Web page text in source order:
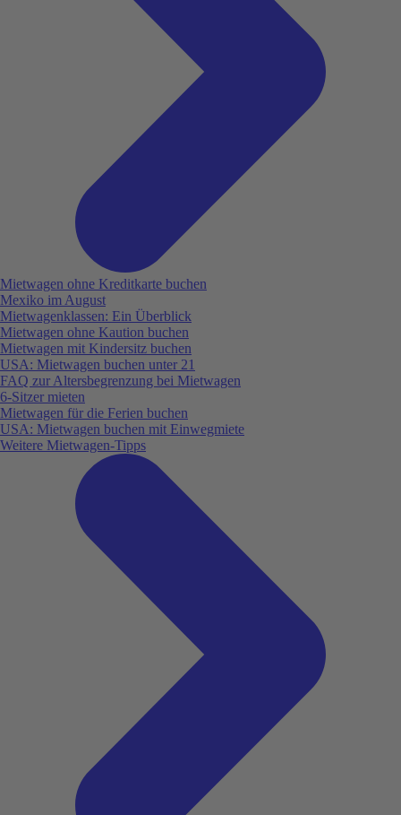
Mietwagen ohne Kreditkarte buchen
Mexiko im August
Mietwagenklassen: Ein Überblick
Mietwagen ohne Kaution buchen
Mietwagen mit Kindersitz buchen
USA: Mietwagen buchen unter 21
FAQ zur Altersbegrenzung bei Mietwagen
6-Sitzer mieten
Mietwagen für die Ferien buchen
USA: Mietwagen buchen mit Einwegmiete
Weitere Mietwagen-Tipps